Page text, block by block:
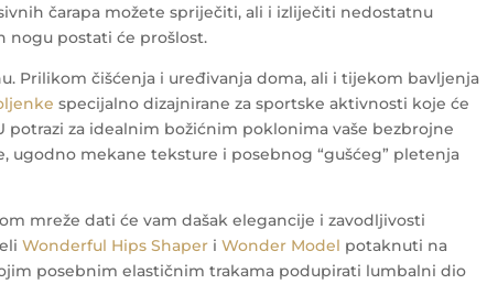
čarapa možete spriječiti, ali i izliječiti nedostatnu
nogu postati će prošlost.
Prilikom čišćenja i uređivanja doma, ali i tijekom bavljenja
specijalno dizajnirane za sportske aktivnosti koje će
potrazi za idealnim božićnim poklonima vaše bezbrojne
ugodno mekane teksture i posebnog “gušćeg” pletenja
mreže dati će vam dašak elegancije i zavodljivosti
Wonderful Hips Shaper iWonder Model potaknuti na
posebnim elastičnim trakama podupirati lumbalni dio